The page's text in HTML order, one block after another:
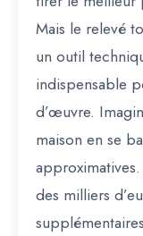
Mais le relevé
un outil
indispensable
d’œuvre.
maison en se
des milliers